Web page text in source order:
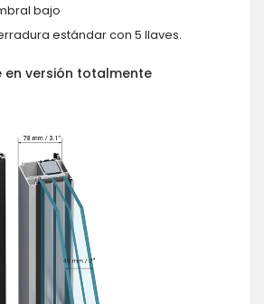
bajo
estándar con 5 llaves.
en versión totalmente